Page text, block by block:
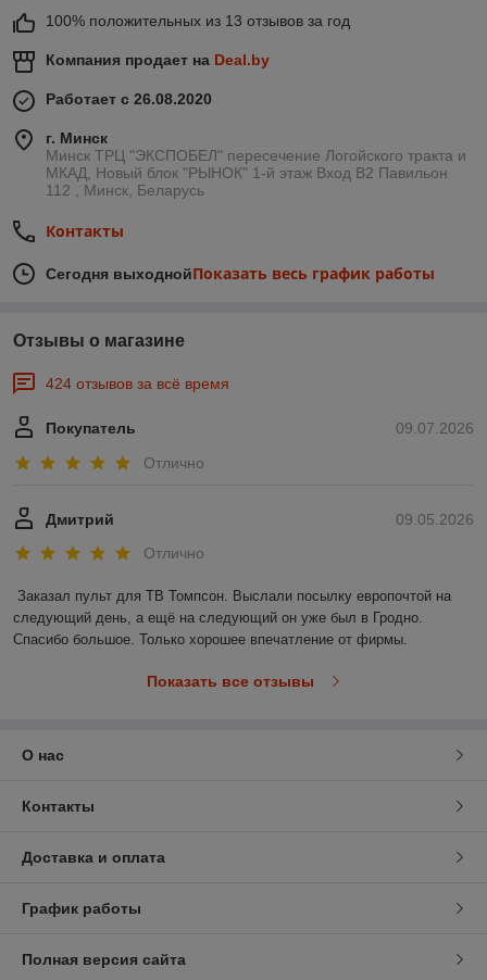
100% положительных из 13 отзывов за год
Компания продает на Deal.by
Работает с 26.08.2020
г. Минск
Минск ТРЦ "ЭКСПОБЕЛ" пересечение Логойского тракта и
МКАД, Новый блок "РЫНОК" 1-й этаж Вход B2 Павильон
112 , Минск, Беларусь
Контакты
Сегодня выходнойПоказать весь график работы
Отзывы о магазине
424 отзывов за всё время
09.07.2026
Покупатель
Отлично
09.05.2026
Дмитрий
Отлично
Заказал пульт для ТВ Томпсон. Выслали посылку европочтой на
следующий день, а ещё на следующий он уже был в Гродно.
Спасибо большое. Только хорошее впечатление от фирмы.
Показать все отзывы
О нас
Контакты
Доставка и оплата
График работы
Полная версия сайта